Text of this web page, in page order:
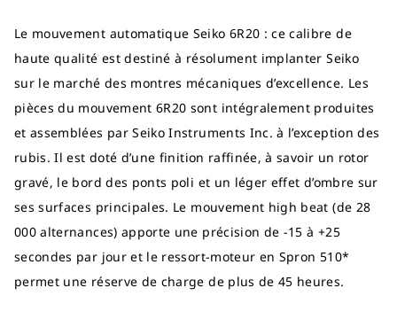
Le mouvement automatique Seiko 6R20 : ce calibre de
haute qualité est destiné à résolument implanter Seiko
sur le marché des montres mécaniques d’excellence. Les
pièces du mouvement 6R20 sont intégralement produites
et assemblées par Seiko Instruments Inc. à l’exception des
rubis. Il est doté d’une finition raffinée, à savoir un rotor
gravé, le bord des ponts poli et un léger effet d’ombre sur
ses surfaces principales. Le mouvement high beat (de 28
000 alternances) apporte une précision de -15 à +25
secondes par jour et le ressort-moteur en Spron 510*
permet une réserve de charge de plus de 45 heures.